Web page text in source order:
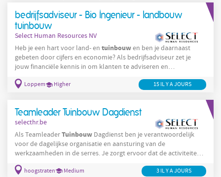
bedrijfsadviseur - Bio Ingenieur - landbouw
tuinbouw
Select Human Resources NV
Heb je een hart voor land- en tuinbouwen ben je daarnaast
gebeten door cijfers en economie? Als bedrijfsadviseur zet je
jouw financiële kennis in om klanten te adviseren en
aangevuld met af en toe ook KMO’s. Dus als bedrijfsadviseur ben
denkt en zoekt steeds naar de beste strategie voor elke
Loppem Higher 15 IL Y A JOURS
Teamleader Tuinbouw Dagdienst
selecthr.be
Als TeamleaderTuinbouw Dagdienst ben je verantwoordelijk
voor de dagelijkse organisatie en aansturing van de
werkzaamheden in de serres. Je zorgt ervoor dat de activiteiten
efficiënt en kwaliteitsvol worden uitgevoerd en fungeert als
belangrijke schakel tussen de werkvloer en het middenkader.
hoogstraten Medium 3 IL Y A JOURS